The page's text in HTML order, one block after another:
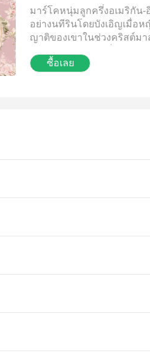
มาร์โคหนุ่มลูกครึ่งอเมริกัน-
อย่างนทีรินโดยบังเอิญเมื่อห
ญาติของเขาในช่วงคริสต์มา
แหวนที่ยายของเขาต้องการ
คิดของเขาที่เชื่อว่าเธอขโม
นอกจากจะอยากรู้เรื่องแหว
ตอบจากหัวใจด้วยสงสัยงาน
คาดคั้นความจริงเสียแล้ว
ซื้อเลย